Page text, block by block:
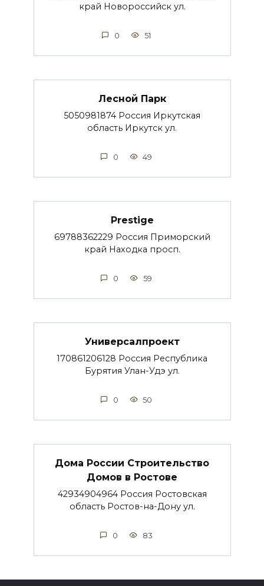
край Новороссийск ул.
0 51
Лесной Парк
5050981874 Россия Иркутская
область Иркутск ул.
0 49
Prestige
69788362229 Россия Приморский
край Находка просп.
0 59
Универсалпроект
170861206128 Россия Республика
Бурятия Улан-Удэ ул.
0 50
Дома России Строительство
Домов в Ростове
42934904964 Россия Ростовская
область Ростов-на-Дону ул.
0 83